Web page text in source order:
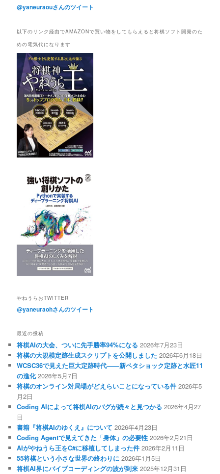
@yaneuraouさんのツイート
以下のリンク経由でAMAZONで買い物をしてもらえると将棋ソフト開発のた
めの電気代になります
やねうらおTWITTER
@yaneuraohさんのツイート
最近の投稿
将棋AIの大会、ついに先手勝率94%になる 2026年7月23日
将棋の大規模定跡生成スクリプトを公開しました 2026年6月18日
WCSC36で見えた巨大定跡時代――新ペタショック定跡と水匠11
の進化 2026年5月7日
将棋のオンライン対局場がどえらいことになっている件 2026年5
月2日
Coding AIによって将棋AIのバグが続々と見つかる 2026年4月27
日
書籍『将棋AIのゆくえ』について 2026年4月23日
Coding Agentで見えてきた「身体」の必要性 2026年2月21日
AIがやねうら王をC#に移植してしまった件 2026年2月11日
55将棋という小さな世界の終わりに 2026年1月5日
将棋AI界にバイブコーディングの波が到来 2025年12月31日